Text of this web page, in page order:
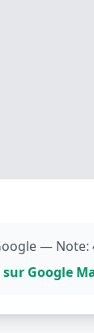
— Note:
sur Google